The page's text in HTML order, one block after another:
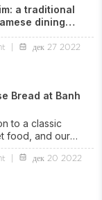
a traditional
dining
Nha
| дек 27 2022
Bread at Banh
to a classic
food, and our
it in Nha
| дек 20 2022